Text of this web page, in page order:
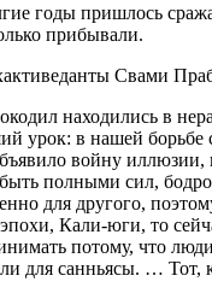
годы пришлось
прибывали.
Свами
находились в
урок: в нашей
войну
полными сил,
для другого,
Кали-юги, то
потому, что
для санньясы. …